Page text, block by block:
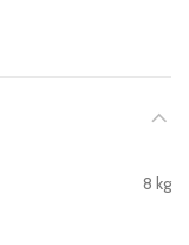
8 kg